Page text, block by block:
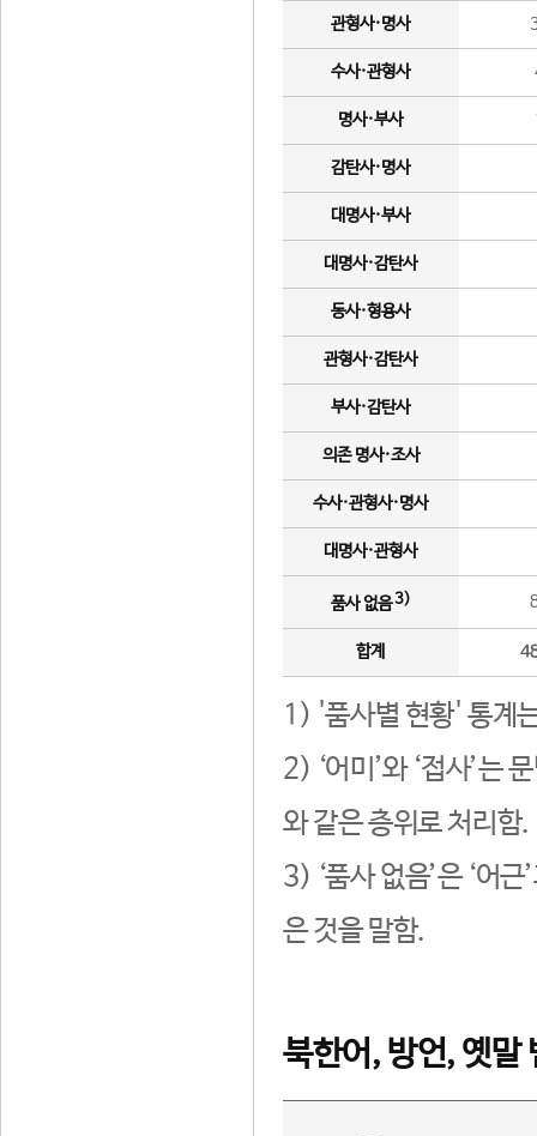
관형사·명사
수사·관형사
명사·부사
감탄사·명사
대명사·부사
대명사·감탄사
동사·형용사
관형사·감탄사
부사·감탄사
의존 명사·조사
수사·관형사·명사
대명사·관형사
품사 없음3)
합계
1) '품사별 현황' 통계
2) ‘어미’와 ‘접사’는
와 같은 층위로 처리함.
3) ‘품사 없음’은 ‘어
은 것을 말함.
북한어, 방언, 옛말